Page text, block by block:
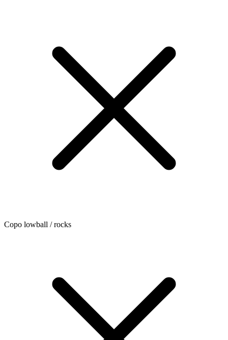
Copo lowball / rocks